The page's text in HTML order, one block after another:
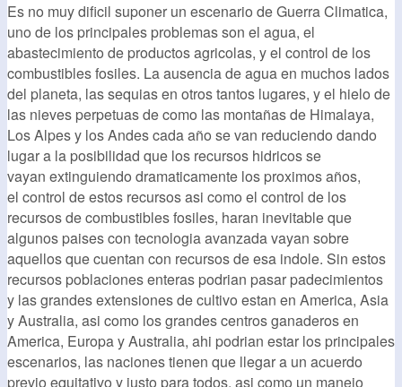
Es no muy dificil suponer un escenario de Guerra Climatica,
uno de los principales problemas son el agua, el
abastecimiento de productos agricolas, y el control de los
combustibles fosiles. La ausencia de agua en muchos lados
del planeta, las sequias en otros tantos lugares, y el hielo de
las nieves perpetuas de como las montañas de Himalaya,
Los Alpes y los Andes cada año se van reduciendo dando
lugar a la posibilidad que los recursos hidricos se
vayan extinguiendo dramaticamente los proximos años,
el control de estos recursos asi como el control de los
recursos de combustibles fosiles, haran inevitable que
algunos paises con tecnologia avanzada vayan sobre
aquellos que cuentan con recursos de esa indole. Sin estos
recursos poblaciones enteras podrian pasar padecimientos
y las grandes extensiones de cultivo estan en America, Asia
y Australia, asi como los grandes centros ganaderos en
America, Europa y Australia, ahi podrian estar los principales
escenarios, las naciones tienen que llegar a un acuerdo
previo equitativo y justo para todos, asi como un manejo